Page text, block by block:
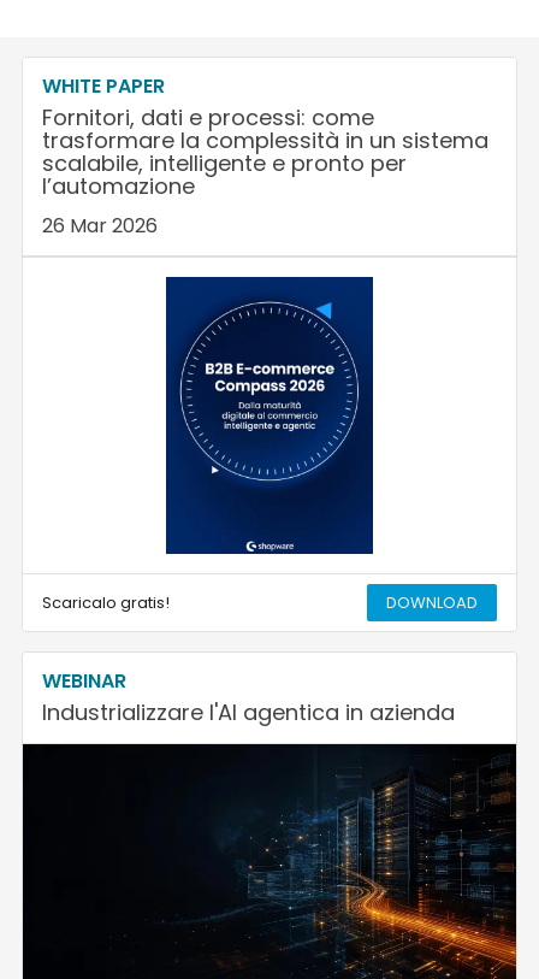
WHITE PAPER
Fornitori, dati e processi: come
trasformare la complessità in un sistema
scalabile, intelligente e pronto per
l’automazione
26 Mar 2026
Scaricalo gratis! DOWNLOAD
WEBINAR
Industrializzare l'AI agentica in azienda